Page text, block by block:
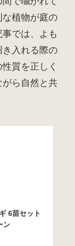
植物が庭の
では、よも
入れる際の
質を正しく
ら自然と共
6苗セット
ン